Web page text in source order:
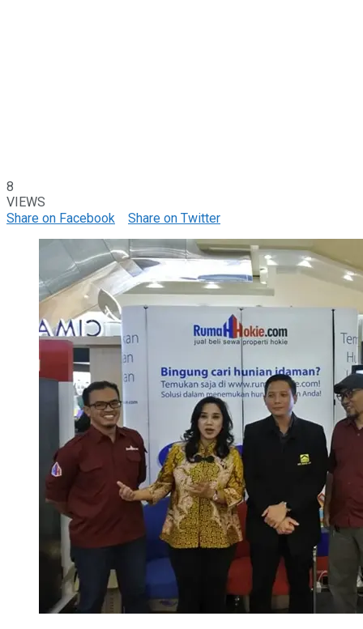
8
VIEWS
Share on Facebook
Share on Twitter